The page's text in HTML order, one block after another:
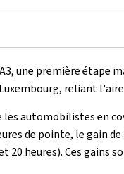
une première étape
reliant l'aire
automobilistes en
de pointe, le gain
20 heures). Ces